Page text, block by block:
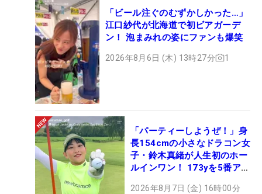
「ビール注ぐのむずかしかった…」
江口紗代が北海道で初ビアガーデ
ン！ 泡まみれの姿にファンも爆笑
2026年8月6日 (木) 13時27分 1
「パーティーしようぜ！」身
長154cmの小さなドラコン女
子・鈴木真緒が人生初のホー
ルインワン！ 173yを5番アイ
2026年8月7日 (金) 16時00分